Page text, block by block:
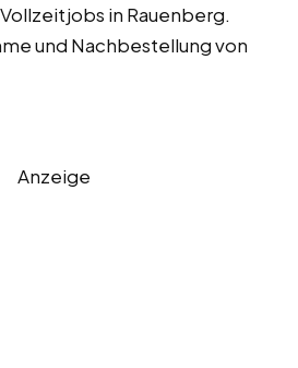
in Rauenberg.
und Nachbestellung von
Anzeige